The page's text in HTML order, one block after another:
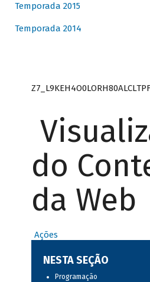
Temporada 2015
Temporada 2014
do
da Web
Ações
NESTA SEÇÃO
Programação